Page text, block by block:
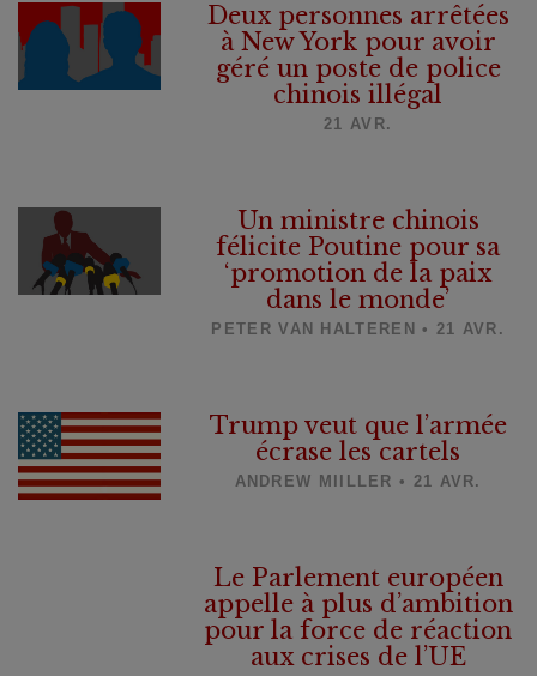
Deux personnes arrêtées
à New York pour avoir
géré un poste de police
chinois illégal
21 AVR.
Un ministre chinois
félicite Poutine pour sa
‘promotion de la paix
dans le monde’
PETER VAN HALTEREN • 21 AVR.
Trump veut que l’armée
écrase les cartels
ANDREW MIILLER • 21 AVR.
Le Parlement européen
appelle à plus d’ambition
pour la force de réaction
aux crises de l’UE